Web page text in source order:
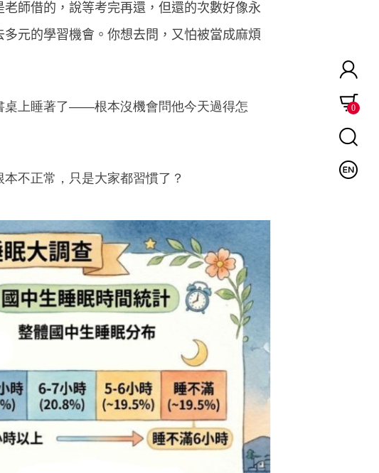
師借的，說等考完再還，但還的次數好像永
多元的學習機會 。 你想去問，又怕被當成麻煩
桌上睡著了——根本沒機會問他今天過得怎
不正常，只是大家都習慣了？
0